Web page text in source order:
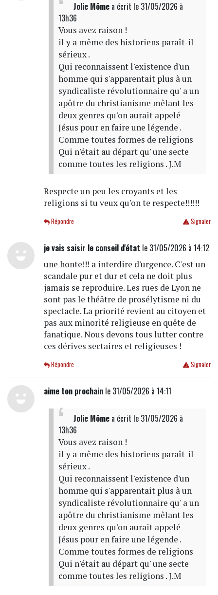
Jolie Mômea écrit le 31/05/2026 à
13h36
Vous avez raison !
il y a même des historiens paraît-il
sérieux .
Qui reconnaissent l'existence d'un
homme qui s'apparentait plus à un
syndicaliste révolutionnaire qu' a un
apôtre du christianisme mêlant les
deux genres qu'on aurait appelé
Jésus pour en faire une légende .
Comme toutes formes de religions
Qui n'était au départ qu' une secte
comme toutes les religions . J.M
Respecte un peu les croyants et les
religions si tu veux qu'on te respecte!!!!!!
Signaler
Répondre
je vais saisir le conseil d'état le 31/05/2026 à 14:12
une honte!!! a interdire d'urgence. C'est un
scandale pur et dur et cela ne doit plus
jamais se reproduire. Les rues de Lyon ne
sont pas le théâtre de prosélytisme ni du
spectacle. La priorité revient au citoyen et
pas aux minorité religieuse en quête de
fanatique. Nous devons tous lutter contre
ces dérives sectaires et religieuses !
Signaler
Répondre
aime ton prochainle 31/05/2026 à 14:11
Jolie Mômea écrit le 31/05/2026 à
13h36
Vous avez raison !
il y a même des historiens paraît-il
sérieux .
Qui reconnaissent l'existence d'un
homme qui s'apparentait plus à un
syndicaliste révolutionnaire qu' a un
apôtre du christianisme mêlant les
deux genres qu'on aurait appelé
Jésus pour en faire une légende .
Comme toutes formes de religions
Qui n'était au départ qu' une secte
comme toutes les religions . J.M